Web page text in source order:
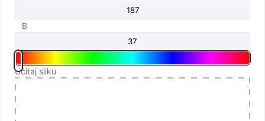
B
Učitaj sliku